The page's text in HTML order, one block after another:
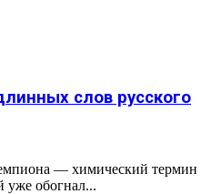
слов русского
— химический термин
уже обогнал...